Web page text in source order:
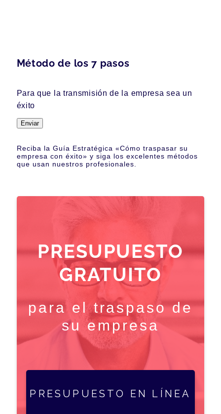
Método de los 7 pasos
Para que la transmisión de la empresa sea un
éxito
Enviar
Reciba la Guía Estratégica «Cómo traspasar su
empresa con éxito» y siga los excelentes métodos
que usan nuestros profesionales.
PRESUPUESTO
GRATUITO
para el traspaso de
su empresa
PRESUPUESTO EN LÍNEA